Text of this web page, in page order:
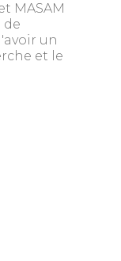
MASAM
de
un
et le